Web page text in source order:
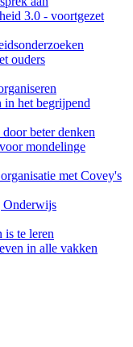
3.0 - voortgezet
ouders
het begrijpend
beter denken
mondelinge
met Covey's
Onderwijs
is te leren
in alle vakken